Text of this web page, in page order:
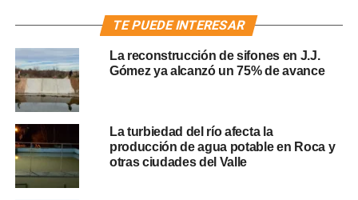
TE PUEDE INTERESAR
La reconstrucción de sifones en J.J.
Gómez ya alcanzó un 75% de avance
La turbiedad del río afecta la
producción de agua potable en Roca y
otras ciudades del Valle